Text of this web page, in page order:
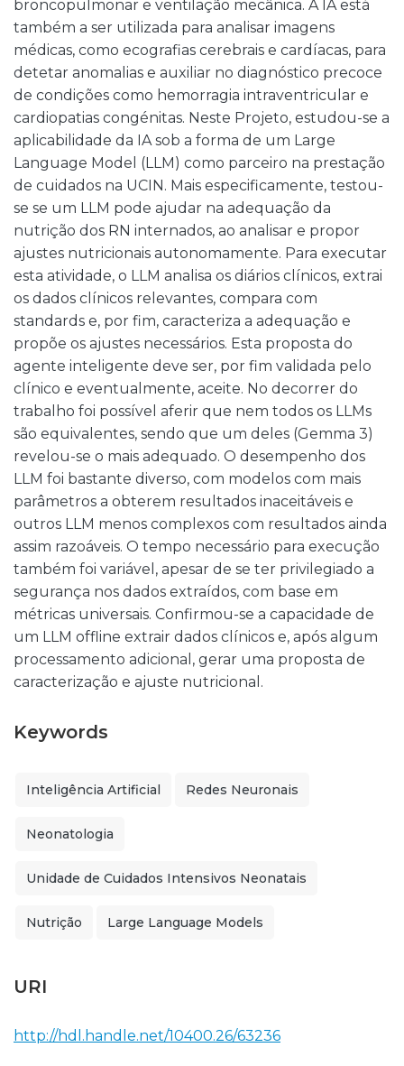
broncopulmonar e ventilação mecânica. A IA está
também a ser utilizada para analisar imagens
médicas, como ecografias cerebrais e cardíacas, para
detetar anomalias e auxiliar no diagnóstico precoce
de condições como hemorragia intraventricular e
cardiopatias congénitas. Neste Projeto, estudou-se a
aplicabilidade da IA sob a forma de um Large
Language Model (LLM) como parceiro na prestação
de cuidados na UCIN. Mais especificamente, testou-
se se um LLM pode ajudar na adequação da
nutrição dos RN internados, ao analisar e propor
ajustes nutricionais autonomamente. Para executar
esta atividade, o LLM analisa os diários clínicos, extrai
os dados clínicos relevantes, compara com
standards e, por fim, caracteriza a adequação e
propõe os ajustes necessários. Esta proposta do
agente inteligente deve ser, por fim validada pelo
clínico e eventualmente, aceite. No decorrer do
trabalho foi possível aferir que nem todos os LLMs
são equivalentes, sendo que um deles (Gemma 3)
revelou-se o mais adequado. O desempenho dos
LLM foi bastante diverso, com modelos com mais
parâmetros a obterem resultados inaceitáveis e
outros LLM menos complexos com resultados ainda
assim razoáveis. O tempo necessário para execução
também foi variável, apesar de se ter privilegiado a
segurança nos dados extraídos, com base em
métricas universais. Confirmou-se a capacidade de
um LLM offline extrair dados clínicos e, após algum
processamento adicional, gerar uma proposta de
caracterização e ajuste nutricional.
Keywords
Inteligência Artificial Redes Neuronais
Neonatologia
Unidade de Cuidados Intensivos Neonatais
Nutrição Large Language Models
URI
http://hdl.handle.net/10400.26/63236